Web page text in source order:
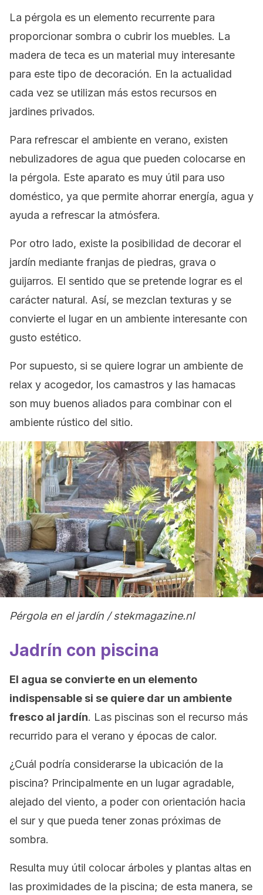
La pérgola es un elemento recurrente para
proporcionar sombra o cubrir los muebles. La
madera de teca es un material muy interesante
para este tipo de decoración. En la actualidad
cada vez se utilizan más estos recursos en
jardines privados.
Para refrescar el ambiente en verano, existen
nebulizadores de agua que pueden colocarse en
la pérgola. Este aparato es muy útil para uso
doméstico, ya que permite ahorrar energía, agua y
ayuda a refrescar la atmósfera.
Por otro lado, existe la posibilidad de decorar el
jardín mediante franjas de piedras, grava o
guijarros. El sentido que se pretende lograr es el
carácter natural. Así, se mezclan texturas y se
convierte el lugar en un ambiente interesante con
gusto estético.
Por supuesto, si se quiere lograr un ambiente de
relax y acogedor, los camastros y las hamacas
son muy buenos aliados para combinar con el
ambiente rústico del sitio.
Pérgola en el jardín / stekmagazine.nl
Jadrín con piscina
El agua se convierte en un elemento
indispensable si se quiere dar un ambiente
fresco al jardín. Las piscinas son el recurso más
recurrido para el verano y épocas de calor.
¿Cuál podría considerarse la ubicación de la
piscina? Principalmente en un lugar agradable,
alejado del viento, a poder con orientación hacia
el sur y que pueda tener zonas próximas de
sombra.
Resulta muy útil colocar árboles y plantas altas en
las proximidades de la piscina; de esta manera, se